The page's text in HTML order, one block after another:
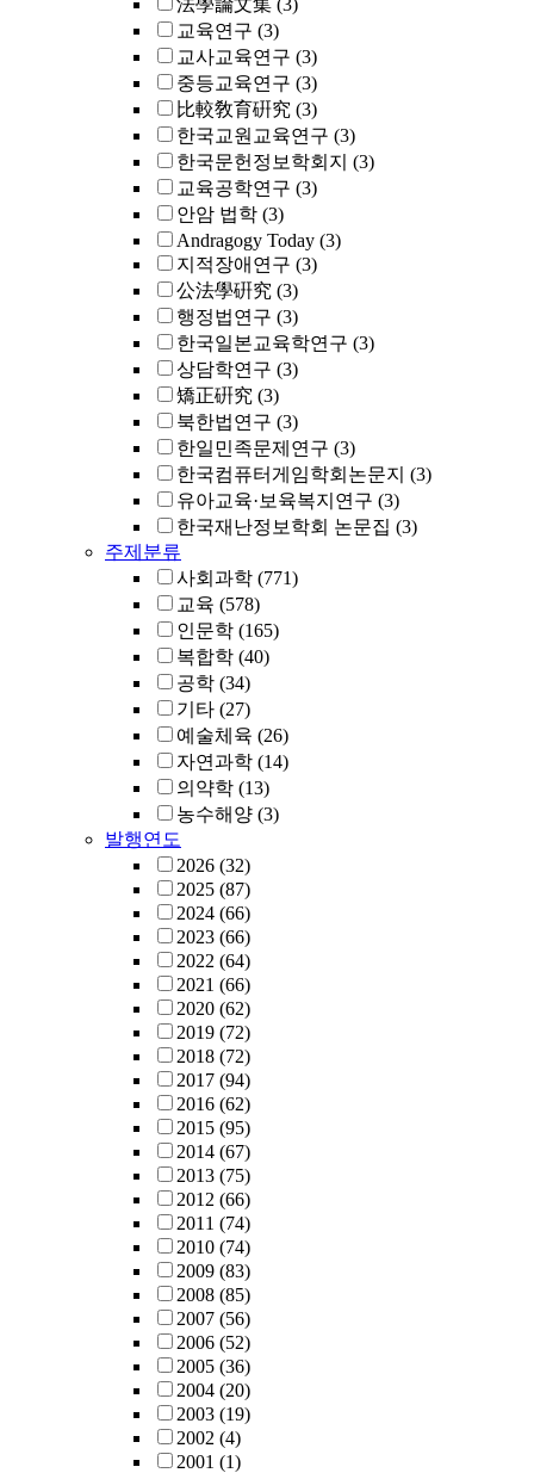
法學論文集 (3)
교육연구 (3)
교사교육연구 (3)
중등교육연구 (3)
比較敎育硏究 (3)
한국교원교육연구 (3)
한국문헌정보학회지 (3)
교육공학연구 (3)
안암 법학 (3)
Andragogy Today (3)
지적장애연구 (3)
公法學硏究 (3)
행정법연구 (3)
한국일본교육학연구 (3)
상담학연구 (3)
矯正硏究 (3)
북한법연구 (3)
한일민족문제연구 (3)
한국컴퓨터게임학회논문지 (3)
유아교육·보육복지연구 (3)
한국재난정보학회 논문집 (3)
주제분류
사회과학 (771)
교육 (578)
인문학 (165)
복합학 (40)
공학 (34)
기타 (27)
예술체육 (26)
자연과학 (14)
의약학 (13)
농수해양 (3)
발행연도
2026 (32)
2025 (87)
2024 (66)
2023 (66)
2022 (64)
2021 (66)
2020 (62)
2019 (72)
2018 (72)
2017 (94)
2016 (62)
2015 (95)
2014 (67)
2013 (75)
2012 (66)
2011 (74)
2010 (74)
2009 (83)
2008 (85)
2007 (56)
2006 (52)
2005 (36)
2004 (20)
2003 (19)
2002 (4)
2001 (1)